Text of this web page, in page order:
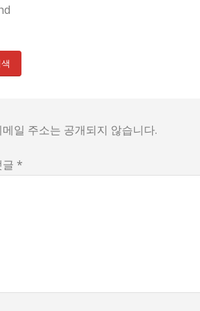
햄 같은 유튜버가 그런 영상을 올렸다
주장들은 설득력 있게 보이려 애쓰는
이민 컨설팅 업체가 낸 통계가 사실 마
메일 주소는 공개되지 않습니다.
글 *